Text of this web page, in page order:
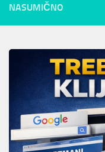
NASUMIČNO